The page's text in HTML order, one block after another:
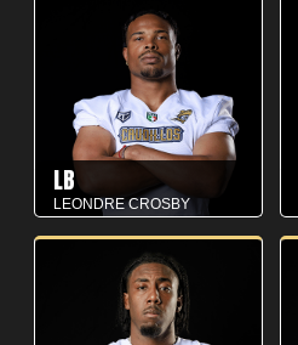
LB
LEONDRE CROSBY